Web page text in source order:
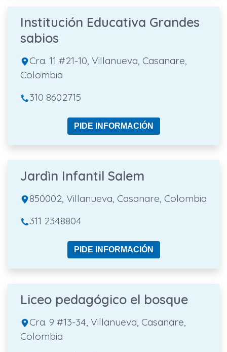
Institución Educativa Grandes
sabios
Cra. 11 #21-10, Villanueva, Casanare,
Colombia
310 8602715
PIDE INFORMACIÓN
Jardìn Infantil Salem
850002, Villanueva, Casanare, Colombia
311 2348804
PIDE INFORMACIÓN
Liceo pedagógico el bosque
Cra. 9 #13-34, Villanueva, Casanare,
Colombia